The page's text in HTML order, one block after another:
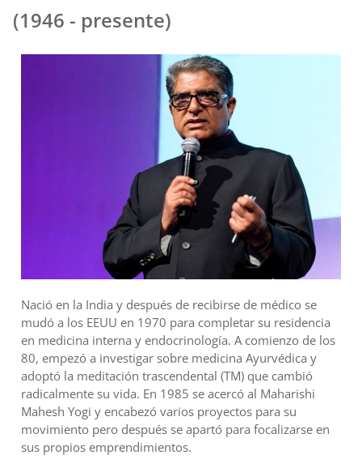
(1946 - presente)
Nació en la India y después de recibirse de médico se
mudó a los EEUU en 1970 para completar su residencia
en medicina interna y endocrinología. A comienzo de los
80, empezó a investigar sobre medicina Ayurvédica y
adoptó la meditación trascendental (TM) que cambió
radicalmente su vida. En 1985 se acercó al Maharishi
Mahesh Yogi y encabezó varios proyectos para su
movimiento pero después se apartó para focalizarse en
sus propios emprendimientos.